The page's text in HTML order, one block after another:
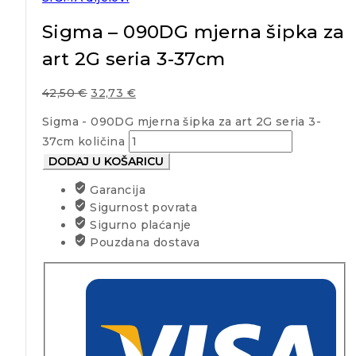
Sigma – 090DG mjerna šipka za
art 2G seria 3-37cm
42,50€ 32,73 €
Sigma - 090DG mjerna šipka za art 2G seria 3-
37cm količina
DODAJ U KOŠARICU
Garancija
Sigurnost povrata
Sigurno plaćanje
Pouzdana dostava